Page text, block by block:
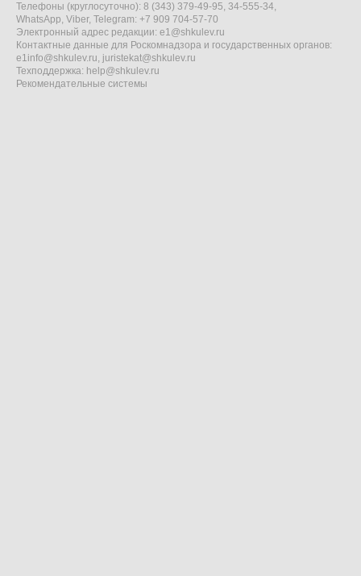
Телефоны (круглосуточно): 8 (343) 379-49-95, 34-555-34,
WhatsApp, Viber, Telegram: +7 909 704-57-70
Электронный адрес редакции: e1@shkulev.ru
Контактные данные для Роскомнадзора и государственных органов:
e1info@shkulev.ru, juristekat@shkulev.ru
Техподдержка: help@shkulev.ru
Рекомендательные системы